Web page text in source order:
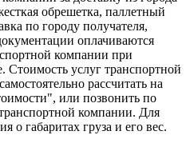
обрешетка, паллетный
по городу получателя,
оплачиваются
компании при
Стоимость услуг транспортной
рассчитать на
или позвонить по
компании. Для
о габаритах груза и его вес.